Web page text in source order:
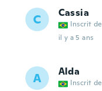
C Cassia
Inscrit
il y a 5 ans
A Alda
Inscrit